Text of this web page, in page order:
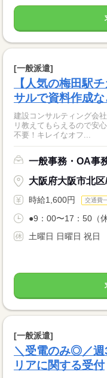
[一般派遣]
【人気の梅田駅
サルで資料作成な
建設コンサルティング会
リ教えてもらえるので安
不要！キレイなオフ...
一般事務・OA事
大阪府大阪市北区
時給1,600円 交通費
●9：00〜17：50（
土曜日 日曜日 祝日
[一般派遣]
＼受電のみ◎／
リアに関する受付